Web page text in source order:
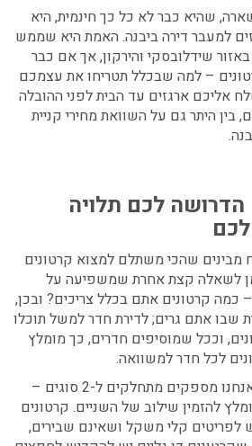
שהיא כבר לא כל כך חינמית, היא
למעבר דירה ביבנה. האמת היא שממש
שידלובסקי והירקון, אך אם כבר
– למה שבכלל תטריחו את עצמכם
אליכם ארגזים עד הבית לפני ההובלה
בין היתר גם על השוואת מחירי קניית
הדרושה לכם תלויה
שהכי משתלם למצוא קרטונים
לשאלה קצת אחרת שמשפיעה על
קרטונים אתם בכלל צריכים? ובכן,
שבו אתם גרים; לדירת חדר למשל תוכלו
ב-15-20 קרטונים, וככל שמוסיפים חדרים, כך מומלץ
שימו לב שהקרטונים שאנחנו מספקים מתחלקים ל-2 סוגים –
להזמין שילוב של השניים. קרטונים
לפריטים קלי משקל ושאינם שבירים,